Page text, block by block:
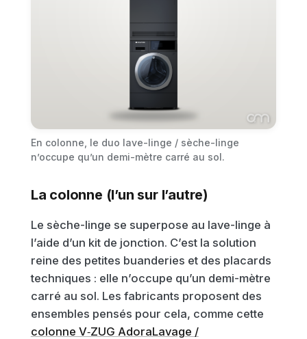
En colonne, le duo lave-linge / sèche-linge
n’occupe qu’un demi-mètre carré au sol.
La colonne (l’un sur l’autre)
Le sèche-linge se superpose au lave-linge à
l’aide d’un kit de jonction. C’est la solution
reine des petites buanderies et des placards
techniques : elle n’occupe qu’un demi-mètre
carré au sol. Les fabricants proposent des
ensembles pensés pour cela, comme cette
colonne V‑ZUG AdoraLavage /